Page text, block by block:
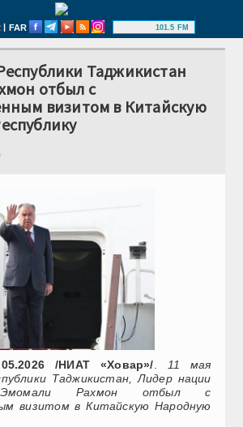
| FAR 101.5 FM
Таджикистан
отбыл с
визитом в Китайскую
/НИАТ «Ховар»/
11 мая
Таджикистан, Лидер нации
Эмомали Рахмон отбыл с
визитом в Китайскую Народную